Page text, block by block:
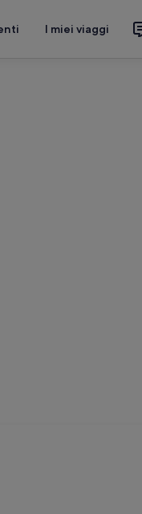
I miei viaggi